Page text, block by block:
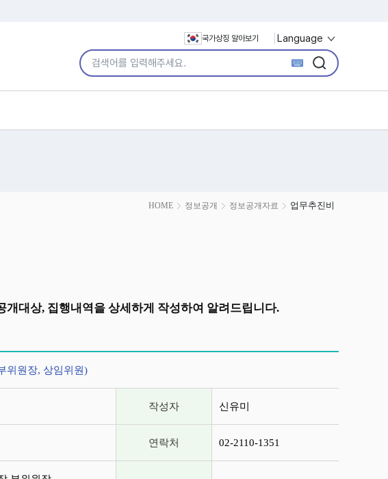
국가상징 알아보기 Language
통합검색어 입력
검색
검색
HOME 정보공개 정보공개자료 업무추진비
대상, 집행내역을 상세하게 작성하여 알려드립니다.
위원장, 상임위원)
작성자 신유미
연락처 02-2110-1351